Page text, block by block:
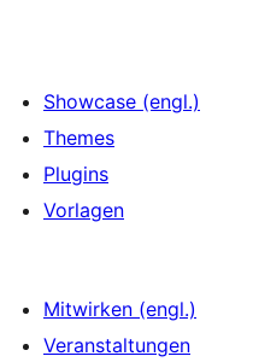
Showcase (engl.)
Themes
Plugins
Vorlagen
Mitwirken (engl.)
Veranstaltungen